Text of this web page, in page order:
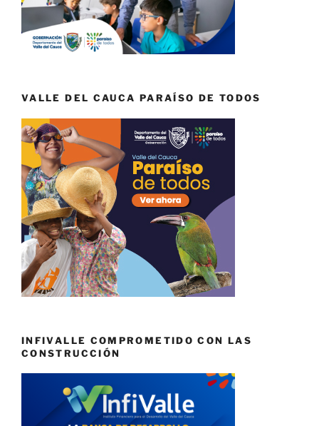
VALLE DEL CAUCA PARAÍSO DE TODOS
INFIVALLE COMPROMETIDO CON LAS
CONSTRUCCIÓN